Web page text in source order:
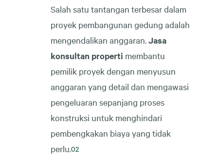
Salah satu tantangan terbesar dalam
proyek pembangunan gedung adalah
mengendalikan anggaran.Jasa
konsultan properti membantu
pemilik proyek dengan menyusun
anggaran yang detail dan mengawasi
pengeluaran sepanjang proses
konstruksi untuk menghindari
pembengkakan biaya yang tidak
perlu.